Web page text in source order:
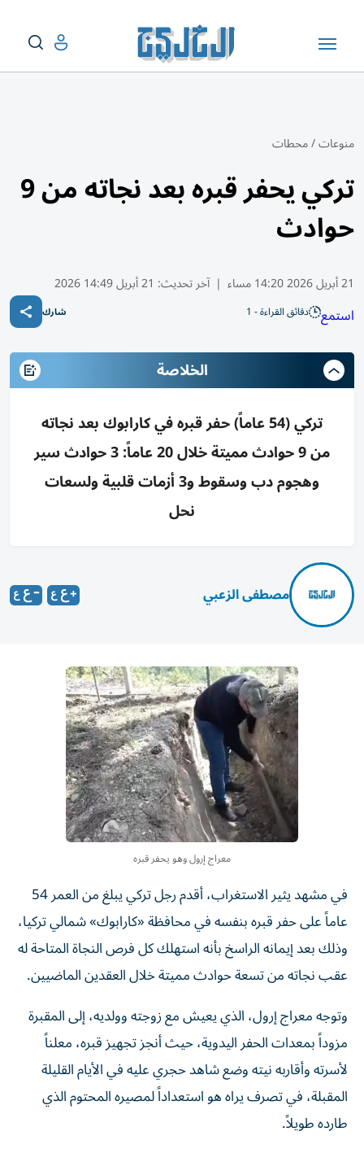
منوعات/محطات
تركي يحفر قبره بعد نجاته من 9
حوادث
21 أبريل 2026 14:20 مساء | آخر تحديث: 21 أبريل 14:49 2026
استمع دقائق القراءة - 1 شارك
الخلاصة
تركي (54 عاماً) حفر قبره في كارابوك بعد نجاته
من 9 حوادث مميتة خلال 20 عاماً: 3 حوادث سير
وهجوم دب وسقوط و3 أزمات قلبية ولسعات
نحل
مصطفى الزعبي
معراج إرول وهو يحفر قبره
في مشهد يثير الاستغراب، أقدم رجل تركي يبلغ من العمر 54
عاماً على حفر قبره بنفسه في محافظة «كارابوك» شمالي تركيا،
وذلك بعد إيمانه الراسخ بأنه استهلك كل فرص النجاة المتاحة له
عقب نجاته من تسعة حوادث مميتة خلال العقدين الماضيين.
وتوجه معراج إرول، الذي يعيش مع زوجته وولديه، إلى المقبرة
مزوداً بمعدات الحفر اليدوية، حيث أنجز تجهيز قبره، معلناً
لأسرته وأقاربه نيته وضع شاهد حجري عليه في الأيام القليلة
المقبلة، في تصرف يراه هو استعداداً لمصيره المحتوم الذي
طارده طويلاً.